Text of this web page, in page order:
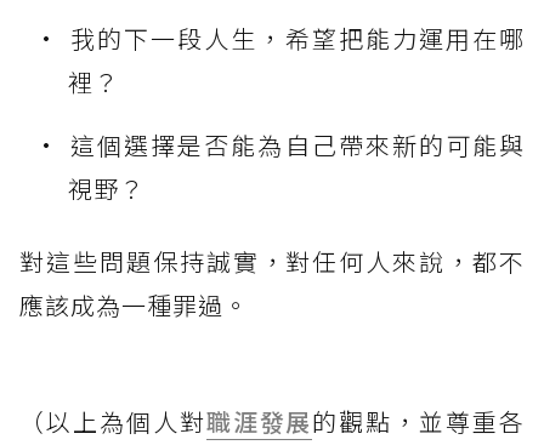
我的下一段人生，希望把能力運用在哪
裡？
這個選擇是否能為自己帶來新的可能與
視野？
對這些問題保持誠實，對任何人來說，都不
應該成為一種罪過。
（以上為個人對職涯發展的觀點，並尊重各